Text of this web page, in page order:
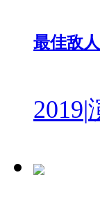
最佳敌人
2019|